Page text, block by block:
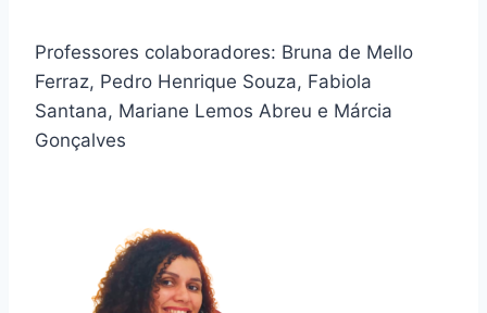
Professores colaboradores: Bruna de Mello
Ferraz, Pedro Henrique Souza, Fabiola
Santana, Mariane Lemos Abreu e Márcia
Gonçalves